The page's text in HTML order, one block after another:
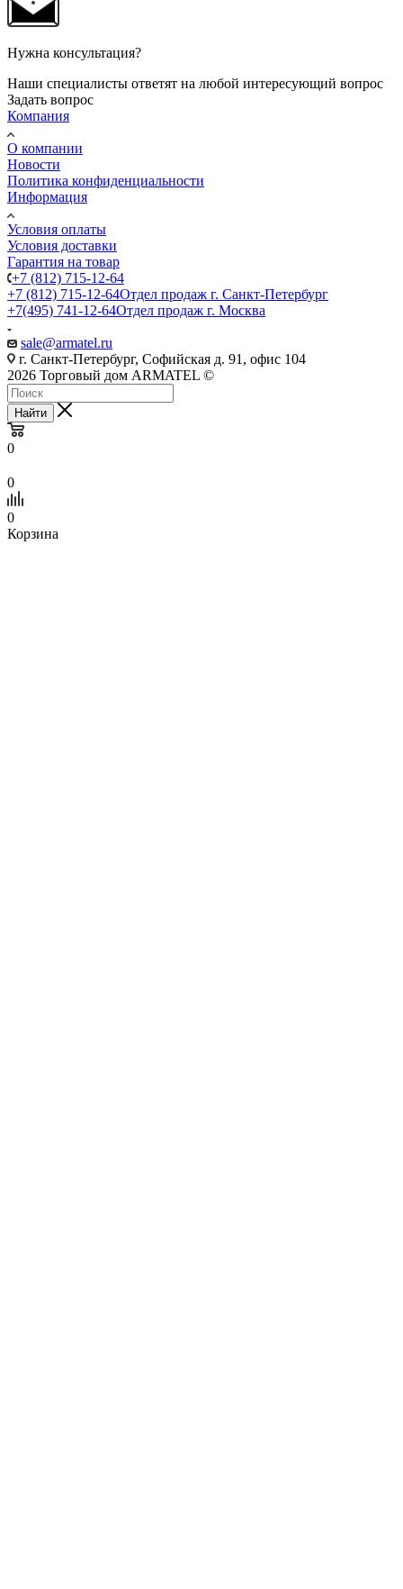
Нужна консультация?
Наши специалисты ответят на любой интересующий вопрос
Задать вопрос
Компания
О компании
Новости
Политика конфиденциальности
Информация
Условия оплаты
Условия доставки
Гарантия на товар
+7 (812) 715-12-64
+7 (812) 715-12-64Отдел продаж г. Санкт-Петербург
+7(495) 741-12-64Отдел продаж г. Москва
sale@armatel.ru
г. Санкт-Петербург, Софийская д. 91, офис 104
2026 Торговый дом ARMATEL ©
Найти
0
0
0
Корзина